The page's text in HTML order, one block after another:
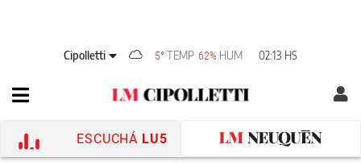
Cipolletti 5° TEMP 62% HUM 02:13 HS
ESCUCHÁ LU5